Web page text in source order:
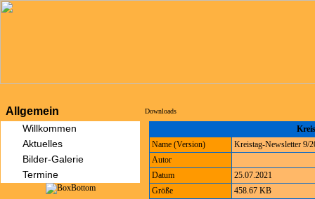
Allgemein
Willkommen
Aktuelles
Bilder-Galerie
Termine
Downloads
Name (Version)
Kreistag-Newsletter 9/
Autor
Datum
25.07.2021
Größe
458.67 KB